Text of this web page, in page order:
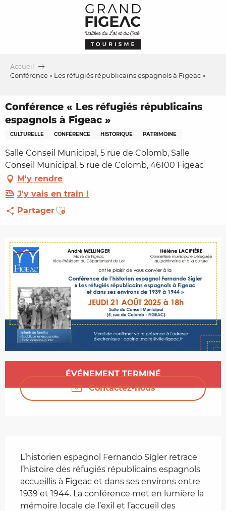
Accueil
Conférence « Les réfugiés républicains espagnols à Figeac »
Conférence « Les réfugiés républicains
espagnols à Figeac »
CULTURELLE CONFÉRENCE HISTORIQUE PATRIMOINE
Salle Conseil Municipal, 5 rue de Colomb, Salle
Conseil Municipal, 5 rue de Colomb, 46100 Figeac
M'y rendre
J'y vais en train !
PartagerAjouter aux favoris
Ouverture et coordonnées
ÉVÉNEMENT TERMINÉ
Contactez-nous
L’historien espagnol Fernando Sígler retrace
l’histoire des réfugiés républicains espagnols
accueillis à Figeac et dans ses environs entre
1939 et 1944. La conférence met en lumière la
mémoire locale de l’exil et l’accueil des